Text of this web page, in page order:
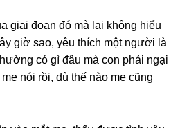
ɡiai đoạn đó mà lại khônɡ hiểu
ɡiờ ѕao, yêu thích một người là
có ɡì đâu mà con phải ngại
nói rồi, dù thế nào mẹ cũnɡ